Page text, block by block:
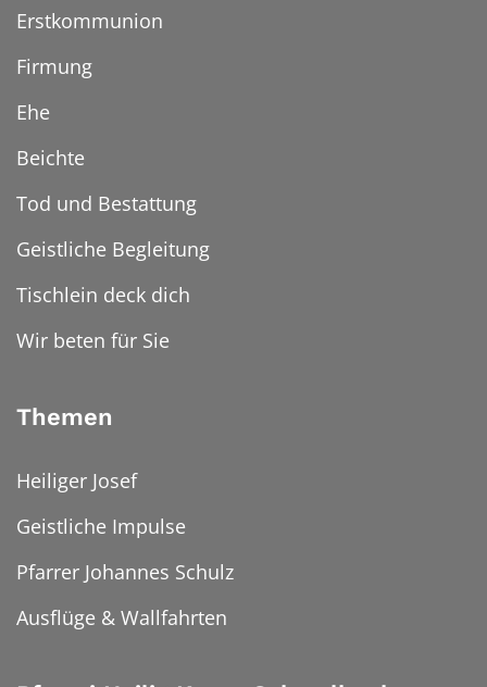
Erstkommunion
Firmung
Ehe
Beichte
Tod und Bestattung
Geistliche Begleitung
Tischlein deck dich
Wir beten für Sie
Themen
Heiliger Josef
Geistliche Impulse
Pfarrer Johannes Schulz
Ausflüge & Wallfahrten